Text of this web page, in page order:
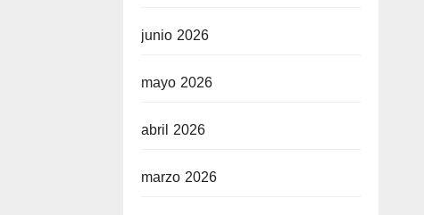
junio 2026
mayo 2026
abril 2026
marzo 2026